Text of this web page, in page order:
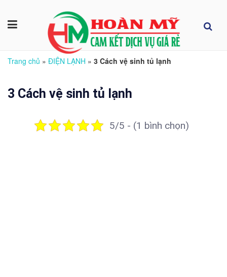
Trang chủ » ĐIỆN LẠNH » 3 Cách vệ sinh tủ lạnh
3 Cách vệ sinh tủ lạnh
5/5 - (1 bình chọn)